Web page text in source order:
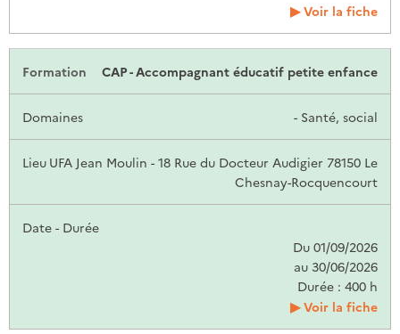
Voir la fiche
CAP - Accompagnant éducatif petite enfance
- Santé, social
UFA Jean Moulin - 18 Rue du Docteur Audigier 78150 Le
Chesnay-Rocquencourt
Du 01/09/2026
au 30/06/2026
Durée : 400 h
Voir la fiche